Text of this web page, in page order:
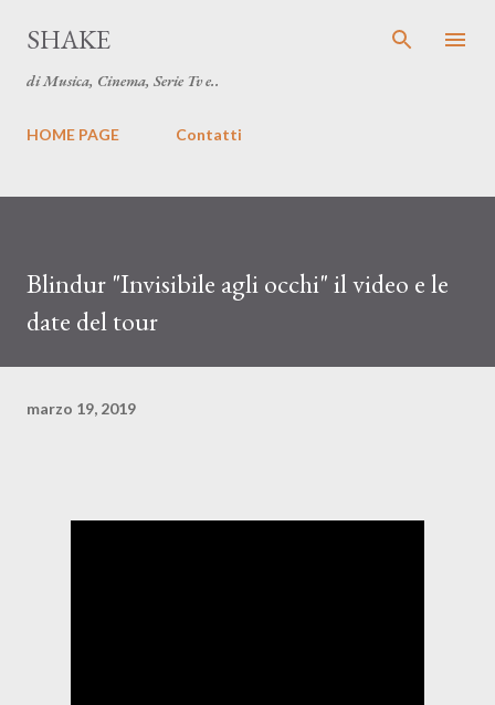
SHAKE
di Musica, Cinema, Serie Tv e..
HOME PAGE Contatti
Blindur "Invisibile agli occhi" il video e le
date del tour
marzo 19, 2019